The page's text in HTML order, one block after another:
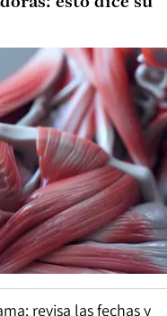
revisa las fechas y